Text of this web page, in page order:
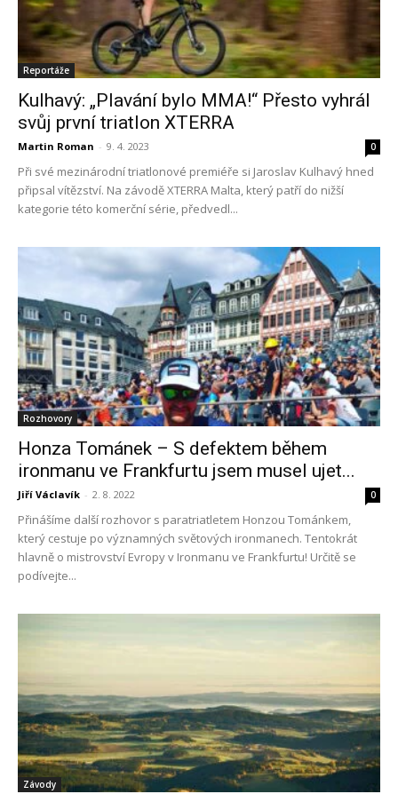
Reportáže
Kulhavý: „Plavání bylo MMA!“ Přesto vyhrál
svůj první triatlon XTERRA
Martin Roman - 9. 4. 2023 0
Při své mezinárodní triatlonové premiéře si Jaroslav Kulhavý hned
připsal vítězství. Na závodě XTERRA Malta, který patří do nižší
kategorie této komerční série, předvedl...
Rozhovory
Honza Tománek – S defektem během
ironmanu ve Frankfurtu jsem musel ujet...
Jiří Václavík - 2. 8. 2022 0
Přinášíme další rozhovor s paratriatletem Honzou Tománkem,
který cestuje po významných světových ironmanech. Tentokrát
hlavně o mistrovství Evropy v Ironmanu ve Frankfurtu! Určitě se
podívejte...
Závody